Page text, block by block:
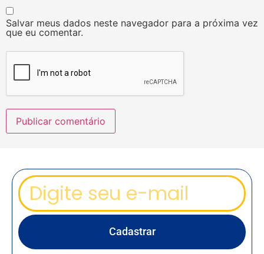
Salvar meus dados neste navegador para a próxima vez
que eu comentar.
Cadastrar